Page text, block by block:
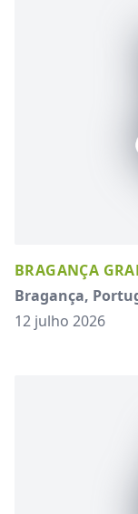
BRAGANÇA
Bragança,
12 julho 2026